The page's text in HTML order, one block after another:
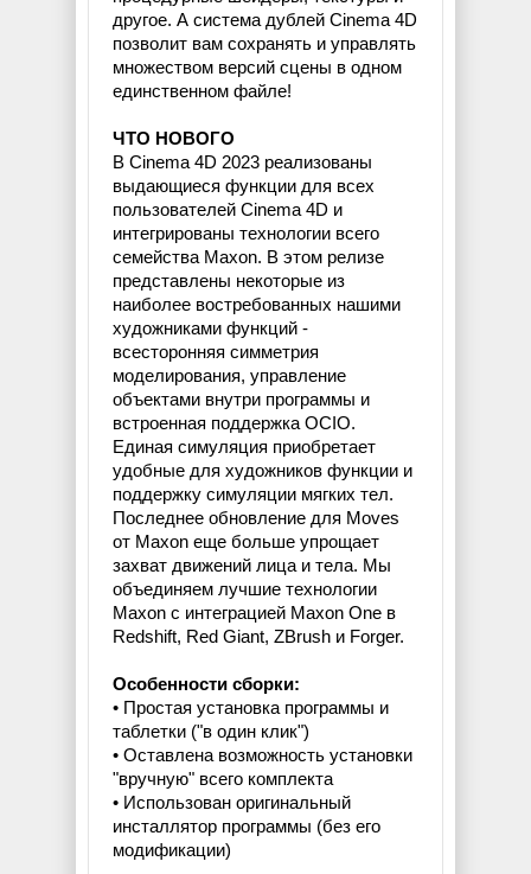
другое. А система дублей Cinema 4D
позволит вам сохранять и управлять
множеством версий сцены в одном
единственном файле!
ЧТО НОВОГО
В Cinema 4D 2023 реализованы
выдающиеся функции для всех
пользователей Cinema 4D и
интегрированы технологии всего
семейства Maxon. В этом релизе
представлены некоторые из
наиболее востребованных нашими
художниками функций -
всесторонняя симметрия
моделирования, управление
объектами внутри программы и
встроенная поддержка OCIO.
Единая симуляция приобретает
удобные для художников функции и
поддержку симуляции мягких тел.
Последнее обновление для Moves
от Maxon еще больше упрощает
захват движений лица и тела. Мы
объединяем лучшие технологии
Maxon с интеграцией Maxon One в
Redshift, Red Giant, ZBrush и Forger.
Особенности сборки:
• Простая установка программы и
таблетки ("в один клик")
• Оставлена возможность установки
"вручную" всего комплекта
• Использован оригинальный
инсталлятор программы (без его
модификации)